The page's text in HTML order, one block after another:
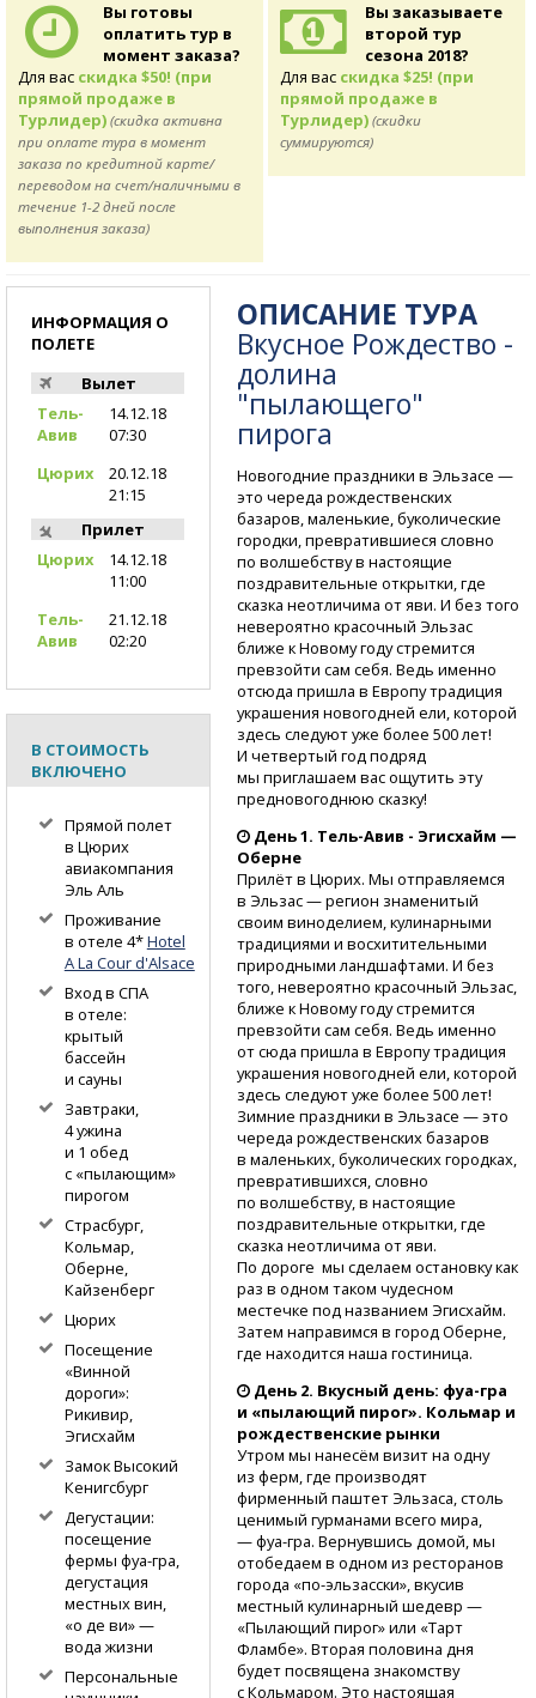
Вы готовы
оплатить тур в
момент заказа?
Для вас скидка $50! (при
прямой продаже в
Турлидер) (скидка активна
при оплате тура в момент
заказа по кредитной карте/
переводом на счет/наличными в
течение 1-2 дней после
выполнения заказа)
Вы заказываете
второй тур
сезона 2018?
Для вас скидка $25! (при
прямой продаже в
Турлидер) (скидки
суммируются)
ОПИСАНИЕ ТУРА
Вкусное Рождество -
долина
"пылающего"
пирога
Новогодние праздники в Эльзасе —
это череда рождественских
базаров, маленькие, буколические
городки, превратившиеся словно
по волшебству в настоящие
поздравительные открытки, где
сказка неотличима от яви. И без того
невероятно красочный Эльзас
ближе к Новому году стремится
превзойти сам себя. Ведь именно
отсюда пришла в Европу традиция
украшения новогодней ели, которой
здесь следуют уже более 500 лет!
И четвертый год подряд
мы приглашаем вас ощутить эту
предновогоднюю сказку!
День 1. Тель-Авив - Эгисхайм —
Оберне
Прилёт в Цюрих. Мы отправляемся
в Эльзас — регион знаменитый
своим виноделием, кулинарными
традициями и восхитительными
природными ландшафтами. И без
того, невероятно красочный Эльзас,
ближе к Новому году стремится
превзойти сам себя. Ведь именно
от сюда пришла в Европу традиция
украшения новогодней ели, которой
здесь следуют уже более 500 лет!
Зимние праздники в Эльзасе — это
череда рождественских базаров
в маленьких, буколических городках,
превратившихся, словно
по волшебству, в настоящие
поздравительные открытки, где
сказка неотличима от яви.
По дороге мы сделаем остановку как
раз в одном таком чудесном
местечке под названием Эгисхайм.
Затем направимся в город Оберне,
где находится наша гостиница.
День 2. Вкусный день: фуа-гра
и «пылающий пирог». Кольмар и
рождественские рынки
Утром мы нанесём визит на одну
из ферм, где производят
фирменный паштет Эльзаса, столь
ценимый гурманами всего мира,
—фуа-гра. Вернувшись домой, мы
отобедаем в одном из ресторанов
города «по-эльзасски»,вкусив
местный кулинарный шедевр —
«Пылающий пирог» или «Тарт
Фламбе». Вторая половина дня
будет посвящена знакомству
с Кольмаром. Это настоящая
ИНФОРМАЦИЯ О
ПОЛЕТЕ
Вылет
Тель-
Авив
14.12.18
07:30
Цюрих
20.12.18
21:15
Прилет
Цюрих
14.12.18
11:00
Тель-
Авив
21.12.18
02:20
В СТОИМОСТЬ
ВКЛЮЧЕНО
Прямой полет
в Цюрих
авиакомпания
Эль Аль
Проживание
в отеле 4*Hotel
A La Cour d'Alsace
Вход в СПА
в отеле:
крытый
бассейн
и сауны
Завтраки,
4 ужина
и 1 обед
с «пылающим»
пирогом
Страсбург,
Кольмар,
Оберне,
Кайзенберг
Цюрих
Посещение
«Винной
дороги»:
Рикивир,
Эгисхайм
Замок Высокий
Кенигсбург
Дегустации:
посещение
фермы фуа-гра,
дегустация
местных вин,
«о де ви» —
вода жизни
Персональные